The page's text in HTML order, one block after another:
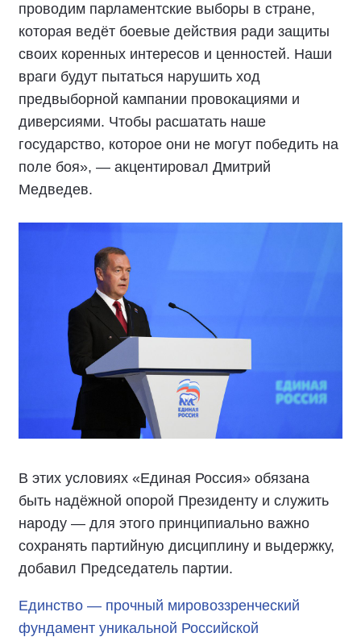
проводим парламентские выборы в стране,
которая ведёт боевые действия ради защиты
своих коренных интересов и ценностей. Наши
враги будут пытаться нарушить ход
предвыборной кампании провокациями и
диверсиями. Чтобы расшатать наше
государство, которое они не могут победить на
поле боя», — акцентировал Дмитрий
Медведев.
В этих условиях «Единая Россия» обязана
быть надёжной опорой Президенту и служить
народу — для этого принципиально важно
сохранять партийную дисциплину и выдержку,
добавил Председатель партии.
Единство — прочный мировоззренческий
фундамент уникальной Российской